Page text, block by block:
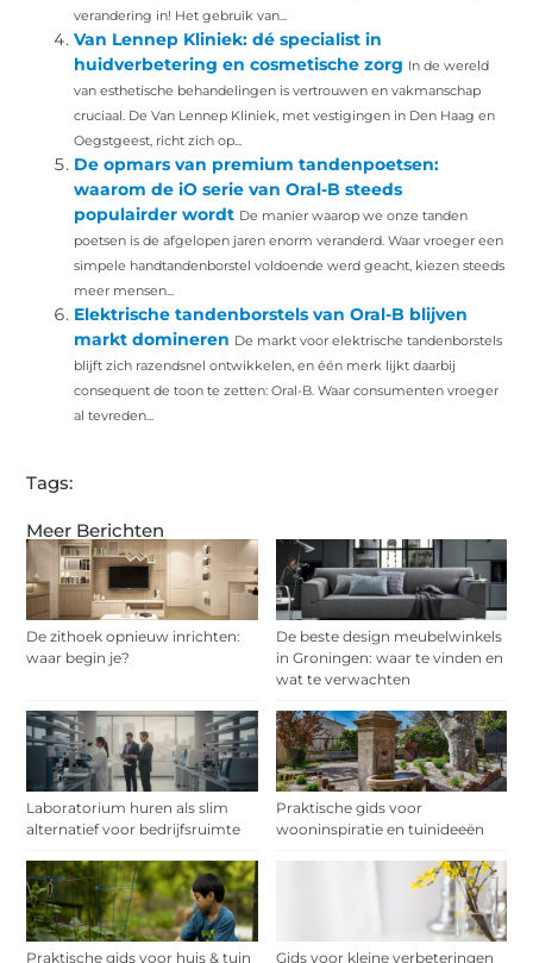
Meer Berichten
De zithoek opnieuw inrichten:
waar begin je?
De beste design meubelwinkels
in Groningen: waar te vinden en
wat te verwachten
Laboratorium huren als slim
alternatief voor bedrijfsruimte
Praktische gids voor
wooninspiratie en tuinideeën
Praktische gids voor huis & tuin Gids voor kleine verbeteringen
verandering in! Het gebruik van...
Van Lennep Kliniek: dé specialist in
huidverbetering en cosmetische zorg In de wereld
van esthetische behandelingen is vertrouwen en vakmanschap
cruciaal. De Van Lennep Kliniek, met vestigingen in Den Haag en
Oegstgeest, richt zich op...
De opmars van premium tandenpoetsen:
waarom de iO serie van Oral-B steeds
populairder wordt De manier waarop we onze tanden
poetsen is de afgelopen jaren enorm veranderd. Waar vroeger een
simpele handtandenborstel voldoende werd geacht, kiezen steeds
meer mensen...
Elektrische tandenborstels van Oral-B blijven
markt domineren De markt voor elektrische tandenborstels
blijft zich razendsnel ontwikkelen, en één merk lijkt daarbij
consequent de toon te zetten: Oral-B. Waar consumenten vroeger
al tevreden...
Tags: